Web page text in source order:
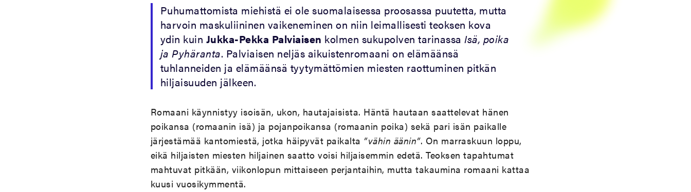
Puhumattomista miehistä ei ole suomalaisessa proosassa puutetta, mutta
harvoin maskuliininen vaikeneminen on niin leimallisesti teoksen kova
ydin kuin Jukka-Pekka Palviaisen kolmen sukupolven tarinassa Isä, poika
ja Pyhäranta. Palviaisen neljäs aikuistenromaani on elämäänsä
tuhlanneiden ja elämäänsä tyytymättömien miesten raottuminen pitkän
hiljaisuuden jälkeen.
Romaani käynnistyy isoisän, ukon, hautajaisista. Häntä hautaan saattelevat hänen
poikansa (romaanin isä) ja pojanpoikansa (romaanin poika) sekä pari isän paikalle
järjestämää kantomiestä, jotka häipyvät paikalta ”vähin äänin”. On marraskuun loppu,
eikä hiljaisten miesten hiljainen saatto voisi hiljaisemmin edetä. Teoksen tapahtumat
mahtuvat pitkään, viikonlopun mittaiseen perjantaihin, mutta takaumina romaani kattaa
kuusi vuosikymmentä.